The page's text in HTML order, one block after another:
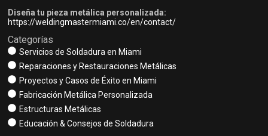
Categorías
Servicios de Soldadura en Miami
Reparaciones y Restauraciones Metálicas
Proyectos y Casos de Éxito en Miami
Fabricación Metálica Personalizada
Estructuras Metálicas
Educación & Consejos de Soldadura
Diseña tu pieza metálica personalizada:
https://weldingmastermiami.co/en/contact/